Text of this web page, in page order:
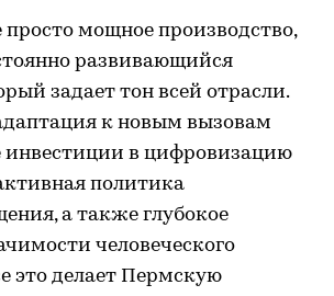
мощное производство,
развивающийся
задает тон всей отрасли.
к новым вызовам
инвестиции в цифровизацию
политика
а также глубокое
человеческого
это делает Пермскую